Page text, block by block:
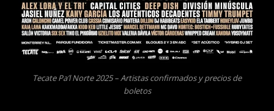
Tecate Pa’l Norte 2025 – Artistas confirmados y precios de
boletos